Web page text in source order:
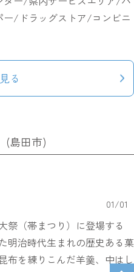
/ドラッグストア/コンビニ
る
(島田市)
01/01
祭（帯まつり）に登場する
明治時代生まれの歴史ある菓
布を練りこんだ羊羹、中はし